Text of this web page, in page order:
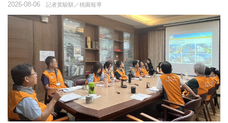
記者黃駿騏／桃園報導
2026-08-06